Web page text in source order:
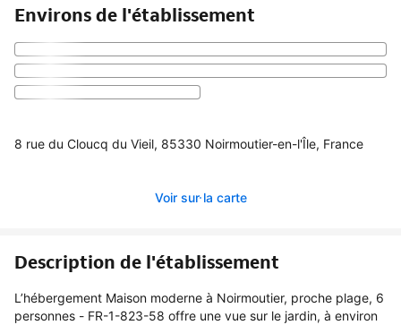
Environs de l'établissement
8 rue du Cloucq du Vieil, 85330 Noirmoutier-en-l'Île, France
Voir sur la carte
Description de l'établissement
L’hébergement Maison moderne à Noirmoutier, proche plage, 6
personnes - FR-1-823-58 offre une vue sur le jardin, à environ